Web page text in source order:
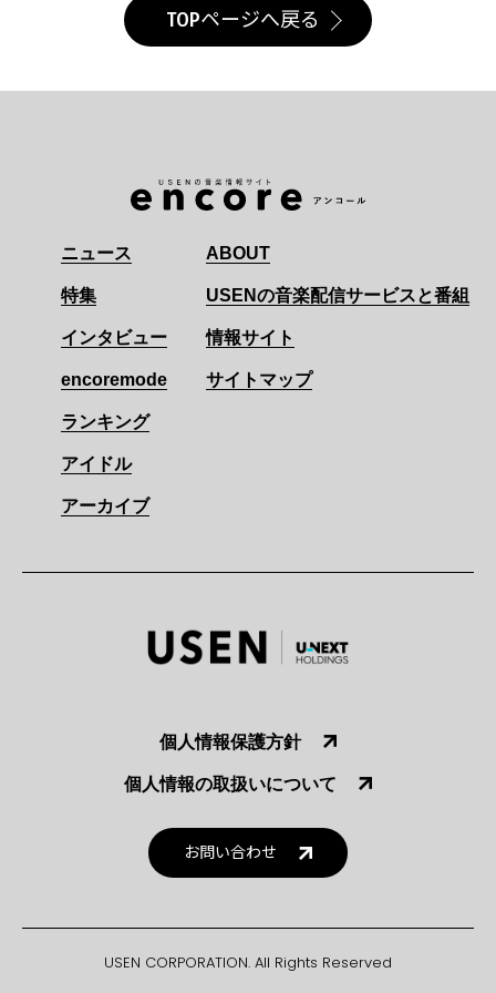
TOPページへ戻る
ニュース
特集
インタビュー
encoremode
ランキング
アイドル
アーカイブ
ABOUT
USENの音楽配信サービスと番組
情報サイト
サイトマップ
個人情報保護方針
個人情報の取扱いについて
お問い合わせ
USEN CORPORATION. All Rights Reserved